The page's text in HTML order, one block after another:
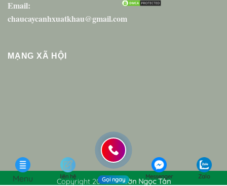
Email:
chaucaycanhxuatkhau@gmail.com
MẠNG XÃ HỘI
Copyright 2026 ©Vườn Ngọc Tân
Menu liên hệ Gọi ngay Messenger Zalo